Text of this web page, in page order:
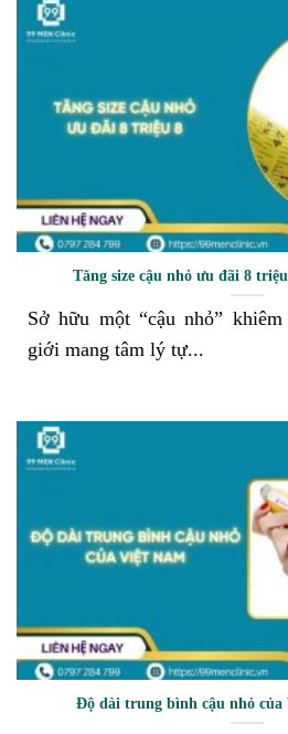
Tăng size cậu nhỏ ưu đãi 8
Sở hữu một “cậu nhỏ”
giới mang tâm lý tự...
Độ dài trung bình cậu nhỏ của